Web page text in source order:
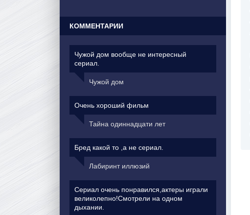
КОММЕНТАРИИ
Чужой дом вообще не интересный
сериал.
Чужой дом
Очень хороший фильм
Тайна одиннадцати лет
Бред какой то ,а не сериал.
Лабиринт иллюзий
Сериал очень понравился,актеры играли
великолепно!Смотрели на одном
дыхании.